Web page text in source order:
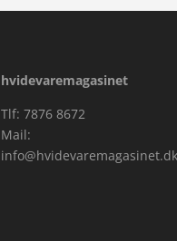
hvidevaremagasinet
Tlf: 7876 8672
Mail:
info@hvidevaremagasinet.dk